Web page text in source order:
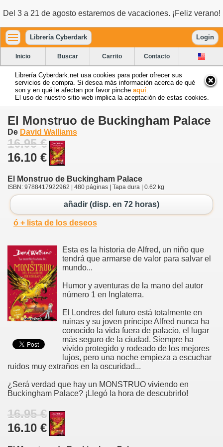
Del 3 a 21 de agosto estaremos de vacaciones. ¡Feliz verano!
Librería Cyberdark Login
Inicio Buscar Carrito Contacto
Librería Cyberdark.net usa cookies para poder ofrecer sus
servicios de compra. Si desea más información acerca de qué
son y en qué le afectan por favor pinche aquí
El uso de nuestro sitio web implica la aceptación de estas cookies.
El Monstruo de Buckingham Palace
De David Walliams
16.95 €
16.10 €
El Monstruo de Buckingham Palace
ISBN: 9788417922962 | 480 páginas | Tapa dura | 0.62 kg
añadir (disp. en 72 horas)
ó + lista de los deseos
Esta es la historia de Alfred, un niño que
tendrá que armarse de valor para salvar el
mundo...
Humor y aventuras de la mano del autor
número 1 en Inglaterra.
El Londres del futuro está totalmente en
ruinas y su joven príncipe Alfred nunca ha
conocido la vida fuera de palacio, el lugar
más seguro de la ciudad. Siempre ha
vivido protegido y rodeado de los mejores
lujos, pero una noche empieza a escuchar
ruidos muy extraños en la oscuridad...
¿Será verdad que hay un MONSTRUO viviendo en
Buckingham Palace? ¡Llegó la hora de descubrirlo!
16.95 €
16.10 €